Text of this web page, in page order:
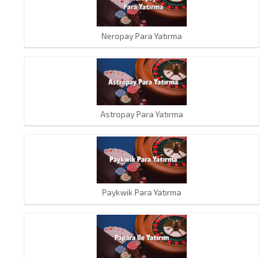
Neropay Para Yatırma
Astropay Para Yatırma
Paykwik Para Yatırma